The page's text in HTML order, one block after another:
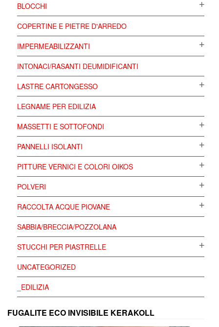
BLOCCHI
COPERTINE E PIETRE D'ARREDO
IMPERMEABILIZZANTI
INTONACI/RASANTI DEUMIDIFICANTI
LASTRE CARTONGESSO
LEGNAME PER EDILIZIA
MASSETTI E SOTTOFONDI
PANNELLI ISOLANTI
PITTURE VERNICI E COLORI OIKOS
POLVERI
RACCOLTA ACQUE PIOVANE
SABBIA/BRECCIA/POZZOLANA
STUCCHI PER PIASTRELLE
UNCATEGORIZED
_EDILIZIA
FUGALITE ECO INVISIBILE KERAKOLL